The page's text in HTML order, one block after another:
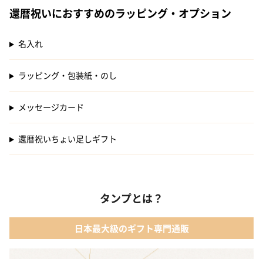
還暦祝いにおすすめのラッピング・オプション
名入れ
ラッピング・包装紙・のし
メッセージカード
還暦祝いちょい足しギフト
タンプとは？
日本最大級のギフト専門通販